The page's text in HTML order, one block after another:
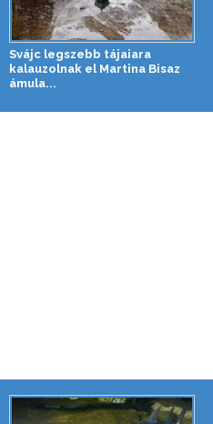
Svájc legszebb tájaiara
kalauzolnak el Martina Bisaz
ámula...